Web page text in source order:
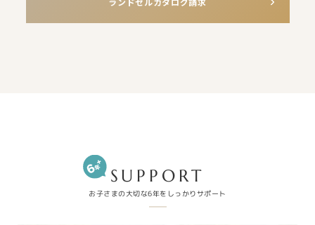
SUPPORT
お子さまの大切な6年をしっかりサポート